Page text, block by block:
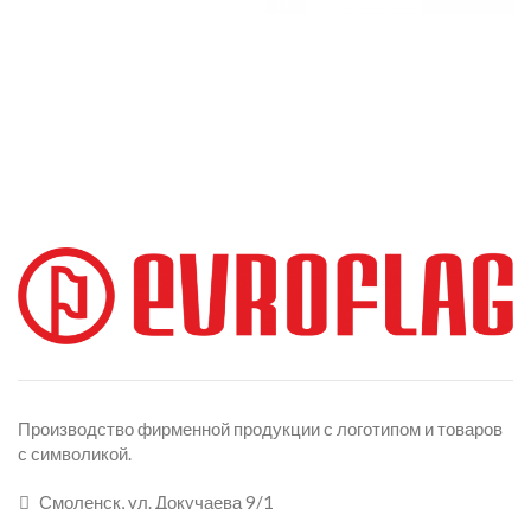
Производство фирменной продукции с логотипом и товаров
с символикой.
Смоленск, ул. Докучаева 9/1